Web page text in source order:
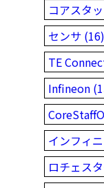
コアスタ
センサ (16)
TE
Infineon
インフィ
ロチェス